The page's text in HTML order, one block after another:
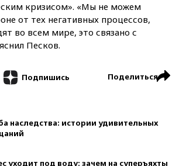
кризисом». «Мы не можем
от тех негативных процессов,
во всем мире, это связано с
Песков.
Подпишись Поделиться
наследства: истории удивительных
уходит под воду: зачем на суперъяхты